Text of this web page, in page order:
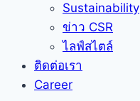
Sustainability
ข่าว CSR
ไลฟ์สไตล์
ติดต่อเรา
Career